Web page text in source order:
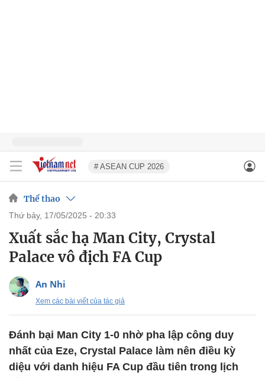
# ASEAN CUP 2026
Thể thao
thứ bảy, 17/05/2025 - 20:33
Xuất sắc hạ Man City, Crystal
Palace vô địch FA Cup
An Nhi
Xem các bài viết của tác giả
Đánh bại Man City 1-0 nhờ pha lập công duy
nhất của Eze, Crystal Palace làm nên điều kỳ
diệu với danh hiệu FA Cup đầu tiên trong lịch